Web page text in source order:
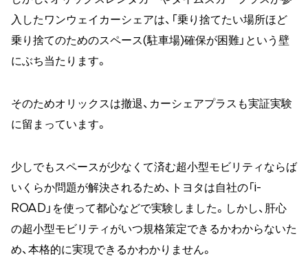
入したワンウェイカーシェアは、「乗り捨てたい場所ほど
乗り捨てのためのスペース(駐車場)確保が困難」という壁
にぶち当たります。
そのためオリックスは撤退、カーシェアプラスも実証実験
に留まっています。
少しでもスペースが少なくて済む超小型モビリティならば
いくらか問題が解決されるため、トヨタは自社の「i-
ROAD」を使って都心などで実験しました。しかし、肝心
の超小型モビリティがいつ規格策定できるかわからないた
め、本格的に実現できるかわかりません。